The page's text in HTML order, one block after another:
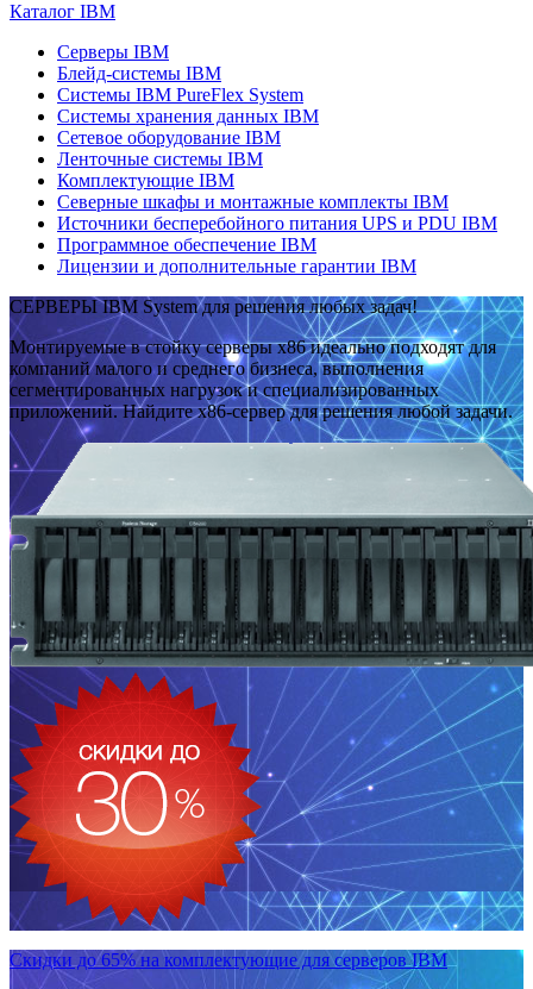
Каталог IBM
Серверы IBM
Блейд-системы IBM
Системы IBM PureFlex System
Системы хранения данных IBM
Сетевое оборудование IBM
Ленточные системы IBM
Комплектующие IBM
Северные шкафы и монтажные комплекты IBM
Источники бесперебойного питания UPS и PDU IBM
Программное обеспечение IBM
Лицензии и дополнительные гарантии IBM
СЕРВЕРЫ IBM System для решения любых задач!
Монтируемые в стойку серверы x86 идеально подходят для
компаний малого и среднего бизнеса, выполнения
сегментированных нагрузок и специализированных
приложений. Найдите x86-сервер для решения любой задачи.
Скидки до 65% на комплектующие для серверов IBM